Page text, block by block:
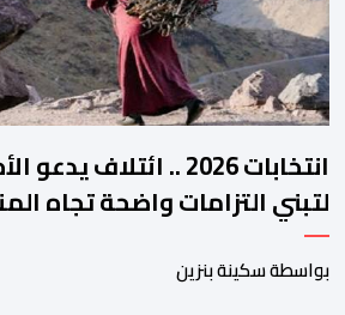
انتخابات 2026 ..
لتبني التزامات واضحة تجاه
بواسطة سكينة بنزين